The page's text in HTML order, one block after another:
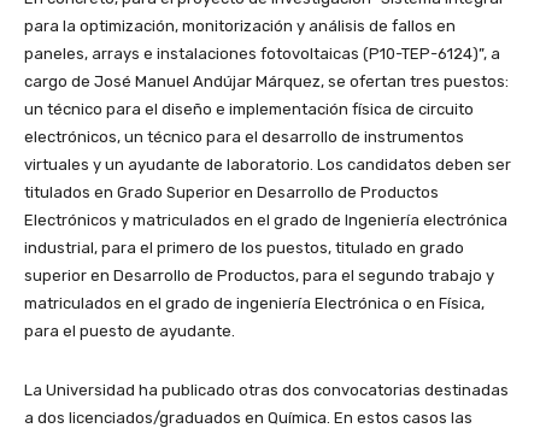
para la optimización, monitorización y análisis de fallos en
paneles, arrays e instalaciones fotovoltaicas (P10-TEP-6124)”, a
cargo de José Manuel Andújar Márquez, se ofertan tres puestos:
un técnico para el diseño e implementación física de circuito
electrónicos, un técnico para el desarrollo de instrumentos
virtuales y un ayudante de laboratorio. Los candidatos deben ser
titulados en Grado Superior en Desarrollo de Productos
Electrónicos y matriculados en el grado de Ingeniería electrónica
industrial, para el primero de los puestos, titulado en grado
superior en Desarrollo de Productos, para el segundo trabajo y
matriculados en el grado de ingeniería Electrónica o en Física,
para el puesto de ayudante.
La Universidad ha publicado otras dos convocatorias destinadas
a dos licenciados/graduados en Química. En estos casos las